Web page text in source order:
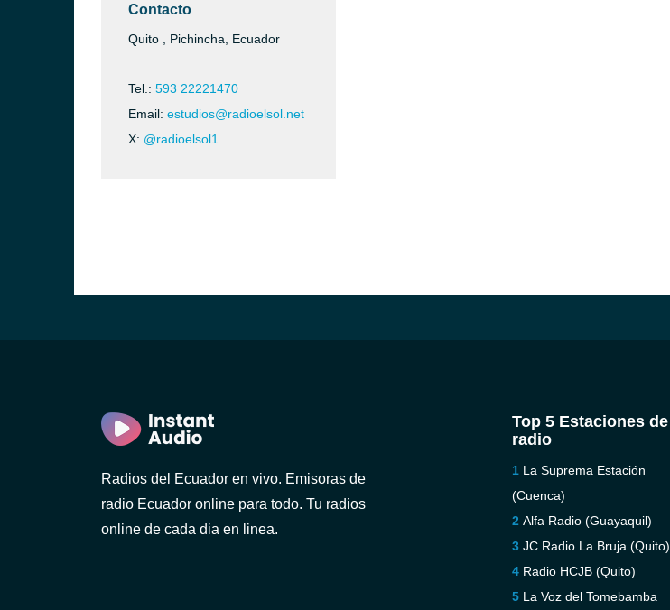
Contacto
Quito , Pichincha, Ecuador
Tel.: 593 22221470
Email: estudios@radioelsol.net
X: @radioelsol1
Radios del Ecuador en vivo. Emisoras de
radio Ecuador online para todo. Tu radios
online de cada dia en linea.
Top 5 Estaciones de
radio
La Suprema Estación
(Cuenca)
Alfa Radio (Guayaquil)
JC Radio La Bruja (Quito)
Radio HCJB (Quito)
La Voz del Tomebamba